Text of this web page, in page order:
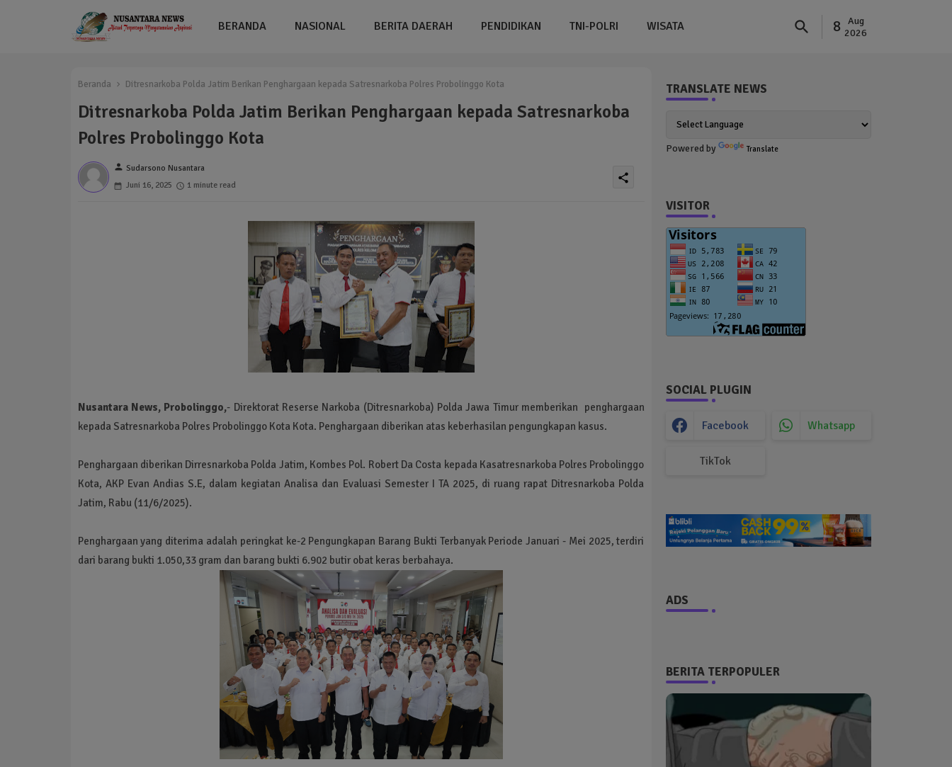
BERANDA NASIONAL BERITA DAERAH PENDIDIKAN TNI-POLRI WISATA 8
Aug
2026
Beranda Ditresnarkoba Polda Jatim Berikan Penghargaan kepada Satresnarkoba Polres Probolinggo Kota
Ditresnarkoba Polda Jatim Berikan Penghargaan kepada Satresnarkoba
Polres Probolinggo Kota
person Sudarsono Nusantara
Juni 16, 2025
1 minute read
share
Nusantara News, Probolinggo,- Direktorat Reserse Narkoba (Ditresnarkoba) Polda Jawa Timur memberikan penghargaan
kepada Satresnarkoba Polres Probolinggo Kota Kota. Penghargaan diberikan atas keberhasilan pengungkapan kasus.
Penghargaan diberikan Dirresnarkoba Polda Jatim, Kombes Pol. Robert Da Costa kepada Kasatresnarkoba Polres Probolinggo
Kota, AKP Evan Andias S.E, dalam kegiatan Analisa dan Evaluasi Semester I TA 2025, di ruang rapat Ditresnarkoba Polda
Jatim, Rabu (11/6/2025).
Penghargaan yang diterima adalah peringkat ke-2 Pengungkapan Barang Bukti Terbanyak Periode Januari - Mei 2025, terdiri
dari barang bukti 1.050,33 gram dan barang bukti 6.902 butir obat keras berbahaya.
TRANSLATE NEWS
Powered by Translate
VISITOR
SOCIAL PLUGIN
Facebook Whatsapp
TikTok
ADS
BERITA TERPOPULER